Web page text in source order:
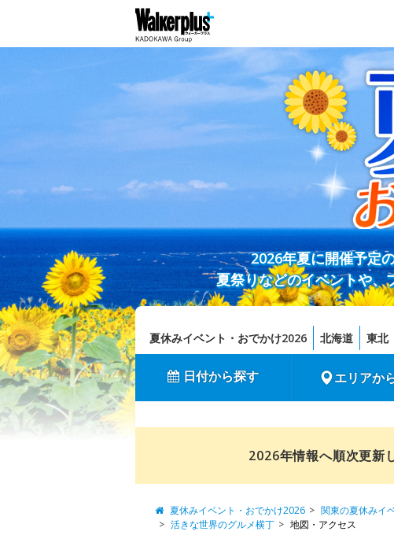
2026年夏に開催予定
夏祭りなどのイベントや、
夏休みイベント・おでかけ2026 北海道 東北
日付から探す エリアか
2026年情報へ順次更新
夏休みイベント・おでかけ2026 関東の夏休みイ
活きな世界のグルメ横丁
地図・アクセス